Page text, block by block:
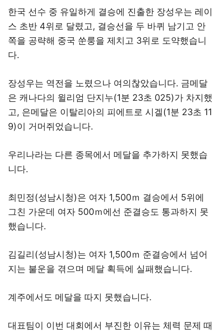
한국 선수 중 유일하게 결승에 진출한 장성우는 레이
스 초반 4위로 달렸고, 결승선을 두 바퀴 남기고 안
쪽을 공략해 중국 쑨룽을 제치고 3위로 도약했습니
다.
장성우는 역전을 노렸으나 여의찮았습니다. 금메달
은 캐나다의 윌리엄 단지누(1분 23초 025)가 차지했
고, 은메달은 이탈리아의 피에트로 시겔(1분 23초 11
9)이 거머쥐었습니다.
우리나라는 다른 종목에서 메달을 추가하지 못했습
니다.
최민정(성남시청)은 여자 1,500ｍ 결승에서 5위에
그친 가운데 여자 500ｍ에선 준결승도 통과하지 못
했습니다.
김길리(성남시청)는 여자 1,500ｍ 준결승에서 넘어
지는 불운을 겪으며 메달 획득에 실패했습니다.
계주에서도 메달을 따지 못했습니다.
대표팀이 이번 대회에서 부진한 이유는 체력 문제 때